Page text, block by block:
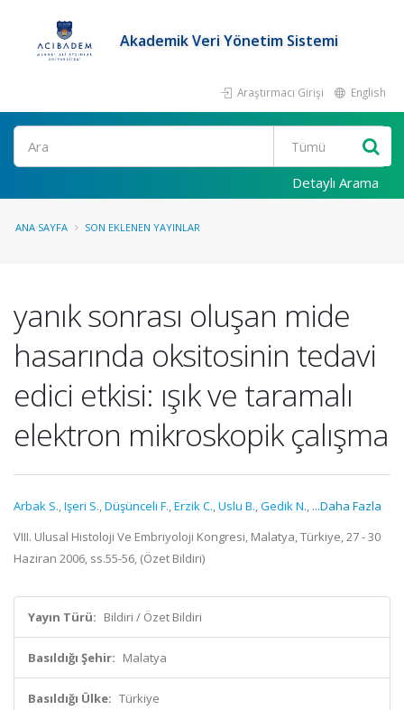
Akademik Veri Yönetim Sistemi
Araştırmacı Girişi English
Ara
Detaylı Arama
ANA SAYFA SON EKLENEN YAYINLAR
yanık sonrası oluşan mide
hasarında oksitosinin tedavi
edici etkisi: ışık ve taramalı
elektron mikroskopik çalışma
Arbak S.,Işeri S.,Düşünceli F.,Erzik C.,Uslu B.,Gedik N., ...Daha Fazla
VIII. Ulusal Histoloji Ve Embriyoloji Kongresi, Malatya, Türkiye, 27 - 30
Haziran 2006, ss.55-56, (Özet Bildiri)
Yayın Türü: Bildiri / Özet Bildiri
Basıldığı Şehir: Malatya
Basıldığı Ülke: Türkiye